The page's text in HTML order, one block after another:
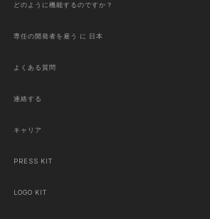
どのように機能するのですか？
専任の開発者を雇う に 日本
よくある質問
連絡する
キャリア
PRESS KIT
LOGO KIT